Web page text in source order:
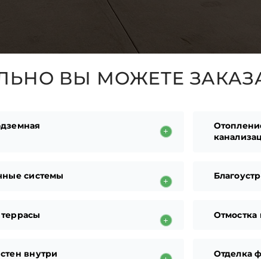
ВЫ МОЖЕТЕ
системы
внутри
Отмостка
Отделка